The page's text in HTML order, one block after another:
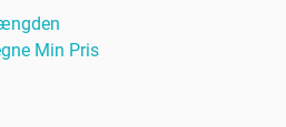
Min Pris